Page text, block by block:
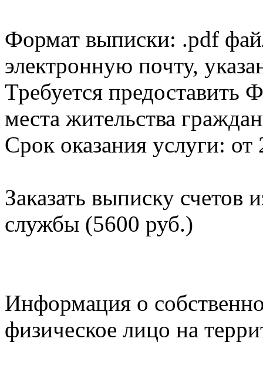
Формат выписки: .pdf
электронную почту,
Требуется
места жительства
Срок оказания услуги: от
Заказать выписку счетов
службы (5600 руб.)
Информация о
физическое лицо на